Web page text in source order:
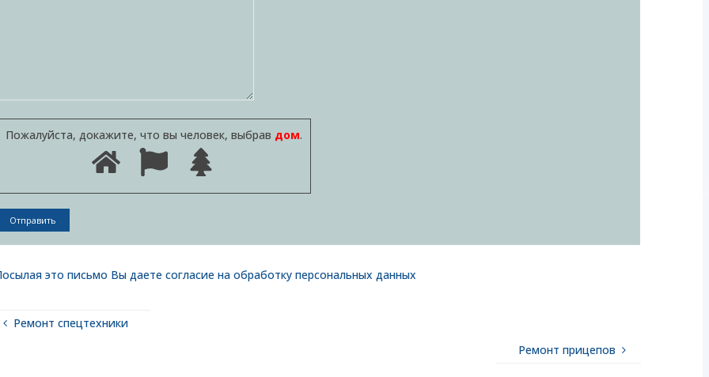
Пожалуйста, докажите, что вы человек, выбрав дом.
это письмо Вы даете согласие на обработку персональных данных
Ремонт спецтехники
Ремонт прицепов